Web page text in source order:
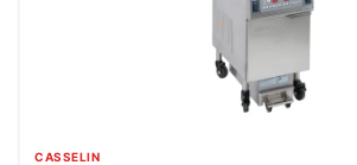
CASSELIN